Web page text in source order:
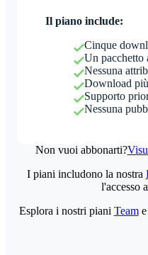
Il piano include:
Cinque
Un pacchetto
Nessuna
Download
Supporto
Nessuna
Non vuoi abbonarti?
I piani includono la nostra
l'accesso
Esplora i nostri piani Teame